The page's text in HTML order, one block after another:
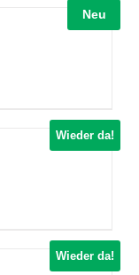
Neu
Wieder da!
Wieder da!